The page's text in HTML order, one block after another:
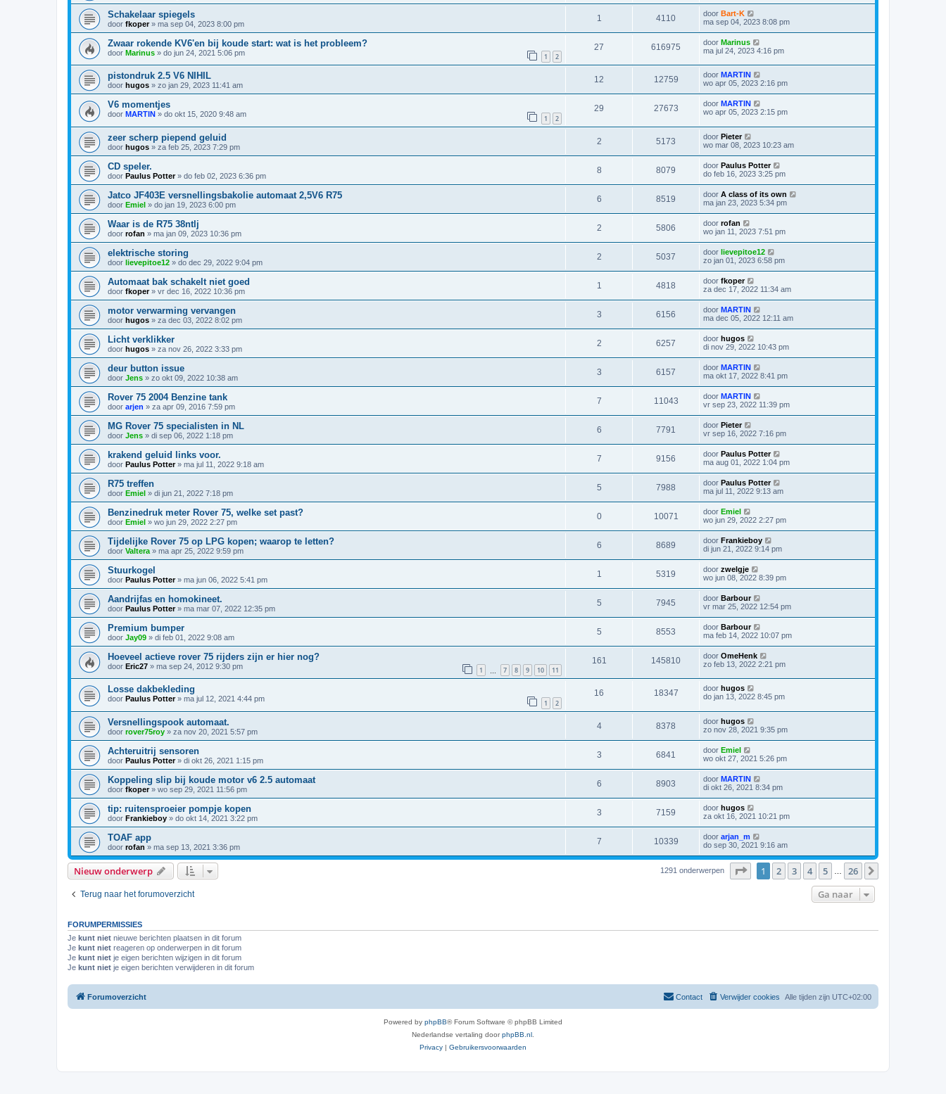
Schakelaar spiegels
door fkoper» ma sep 04, 2023 8:00 pm
1 4110 door Bart-K
ma sep 04, 2023 8:08 pm
Zwaar rokende KV6'en bij koude start: wat is het probleem?
door Marinus » do jun 24, 2021 5:06 pm 1 2
27 616975 door Marinus
ma jul 24, 2023 4:16 pm
pistondruk 2.5 V6 NIHIL
door hugos » zo jan 29, 2023 11:41 am
12 12759 door MARTIN
wo apr 05, 2023 2:16 pm
V6 momentjes
door MARTIN » do okt 15, 2020 9:48 am 1 2
29 27673 door MARTIN
wo apr 05, 2023 2:15 pm
zeer scherp piepend geluid
door hugos » za feb 25, 2023 7:29 pm
2 5173 door Pieter
wo mar 08, 2023 10:23 am
CD speler.
door Paulus Potter» do feb 02, 2023 6:36 pm
8 8079 door Paulus Potter
do feb 16, 2023 3:25 pm
Jatco JF403E versnellingsbakolie automaat 2,5V6 R75
door Emiel » do jan 19, 2023 6:00 pm
6 8519 door A class of its own
ma jan 23, 2023 5:34 pm
Waar is de R75 38ntlj
door rofan » ma jan 09, 2023 10:36 pm
2 5806 door rofan
wo jan 11, 2023 7:51 pm
elektrische storing
door lievepitoe12 » do dec 29, 2022 9:04 pm
2 5037 door lievepitoe12
zo jan 01, 2023 6:58 pm
Automaat bak schakelt niet goed
door fkoper» vr dec 16, 2022 10:36 pm
1 4818 door fkoper
za dec 17, 2022 11:34 am
motor verwarming vervangen
door hugos » za dec 03, 2022 8:02 pm
3 6156 door MARTIN
ma dec 05, 2022 12:11 am
Licht verklikker
door hugos » za nov 26, 2022 3:33 pm
2 6257 door hugos
di nov 29, 2022 10:43 pm
deur button issue
door Jens » zo okt 09, 2022 10:38 am
3 6157 door MARTIN
ma okt 17, 2022 8:41 pm
Rover 75 2004 Benzine tank
door arjen » za apr 09, 2016 7:59 pm
7 11043 door MARTIN
vr sep 23, 2022 11:39 pm
MG Rover 75 specialisten in NL
door Jens » di sep 06, 2022 1:18 pm
6 7791 door Pieter
vr sep 16, 2022 7:16 pm
krakend geluid links voor.
door Paulus Potter» ma jul 11, 2022 9:18 am
7 9156 door Paulus Potter
ma aug 01, 2022 1:04 pm
R75 treffen
door Emiel » di jun 21, 2022 7:18 pm
5 7988 door Paulus Potter
ma jul 11, 2022 9:13 am
Benzinedruk meter Rover 75, welke set past?
door Emiel » wo jun 29, 2022 2:27 pm
0 10071 door Emiel
wo jun 29, 2022 2:27 pm
Tijdelijke Rover 75 op LPG kopen; waarop te letten?
door Valtera » ma apr 25, 2022 9:59 pm
6 8689 door Frankieboy
di jun 21, 2022 9:14 pm
Stuurkogel
door Paulus Potter» ma jun 06, 2022 5:41 pm
1 5319 door zwelgje
wo jun 08, 2022 8:39 pm
Aandrijfas en homokineet.
door Paulus Potter» ma mar 07, 2022 12:35 pm
5 7945 door Barbour
vr mar 25, 2022 12:54 pm
Premium bumper
door Jay09 » di feb 01, 2022 9:08 am
5 8553 door Barbour
ma feb 14, 2022 10:07 pm
Hoeveel actieve rover 75 rijders zijn er hier nog?
door Eric27 » ma sep 24, 2012 9:30 pm 1 7 8 9 10 11
161 145810 door OmeHenk
zo feb 13, 2022 2:21 pm
Losse dakbekleding
door Paulus Potter» ma jul 12, 2021 4:44 pm 1 2
16 18347 door hugos
do jan 13, 2022 8:45 pm
Versnellingspook automaat.
door rover75roy » za nov 20, 2021 5:57 pm
4 8378 door hugos
zo nov 28, 2021 9:35 pm
Achteruitrij sensoren
door Paulus Potter» di okt 26, 2021 1:15 pm
3 6841 door Emiel
wo okt 27, 2021 5:26 pm
Koppeling slip bij koude motor v6 2.5 automaat
door fkoper» wo sep 29, 2021 11:56 pm
6 8903 door MARTIN
di okt 26, 2021 8:34 pm
tip: ruitensproeier pompje kopen
door Frankieboy » do okt 14, 2021 3:22 pm
3 7159 door hugos
za okt 16, 2021 10:21 pm
TOAF app
door rofan » ma sep 13, 2021 3:36 pm
7 10339 door arjan_m
do sep 30, 2021 9:16 am
Nieuw onderwerp 1291 onderwerpen Pagina1 van 26
1 2 3 4 5 26
Terug naar het forumoverzicht Ga naar
FORUMPERMISSIES
Je kunt niet nieuwe berichten plaatsen in dit forum
Je kunt niet reageren op onderwerpen in dit forum
Je kunt niet je eigen berichten wijzigen in dit forum
Je kunt niet je eigen berichten verwijderen in dit forum
Forumoverzicht Alle tijden zijn UTC+02:00
Verwijder cookies
Contact
Powered by phpBB® Forum Software © phpBB Limited
Nederlandse vertaling doorphpBB.nl
Privacy | Gebruikersvoorwaarden